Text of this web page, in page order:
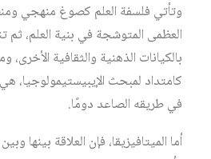
وتأتي فلسفة العلم كصوغ منهجي
العظمى المتوشجة في بنية العلم، ثم
بالكيانات الذهنية والثقافية
كامتداد لمبحث الإيبيستيمولوجيا، هي
في طريقه الصاعد دومًا.
أما الميتافيزيقا، فإن العلاقة بينها